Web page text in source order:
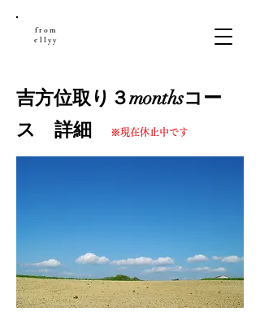
from
ellyy
吉方位取り３monthsコー
ス 詳細
※現在休止中です